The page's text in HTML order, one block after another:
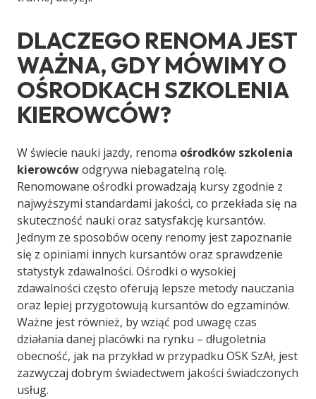
DLACZEGO RENOMA JEST
WAŻNA, GDY MÓWIMY O
OŚRODKACH SZKOLENIA
KIEROWCÓW?
W świecie nauki jazdy, renoma ośrodków szkolenia
kierowcówodgrywa niebagatelną rolę.
Renomowane ośrodki prowadzają kursy zgodnie z
najwyższymi standardami jakości, co przekłada się na
skuteczność nauki oraz satysfakcję kursantów.
Jednym ze sposobów oceny renomy jest zapoznanie
się z opiniami innych kursantów oraz sprawdzenie
statystyk zdawalności. Ośrodki o wysokiej
zdawalności często oferują lepsze metody nauczania
oraz lepiej przygotowują kursantów do egzaminów.
Ważne jest również, by wziąć pod uwagę czas
działania danej placówki na rynku – długoletnia
obecność, jak na przykład w przypadku OSK SzAł, jest
zazwyczaj dobrym świadectwem jakości świadczonych
usług.